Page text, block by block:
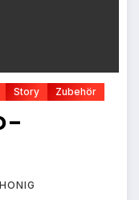
Story Zubehör
–